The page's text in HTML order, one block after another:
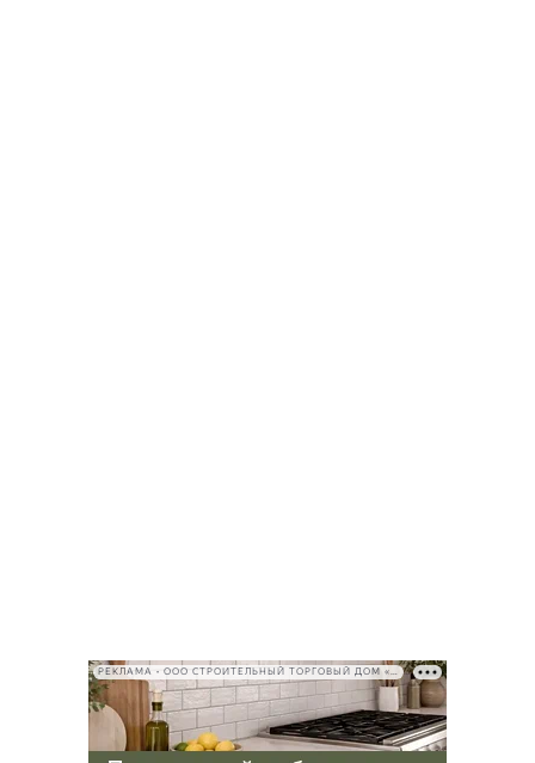
РЕКЛАМА • ООО СТРОИТЕЛЬНЫЙ ТОРГОВЫЙ ДОМ «ПЕТРОВИЧ», ИНН 7802348846